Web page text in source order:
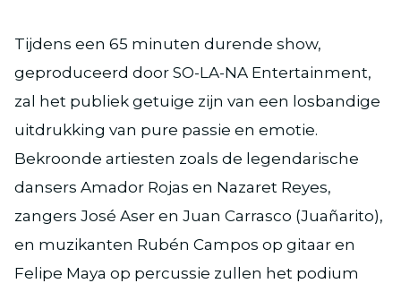
Tijdens een 65 minuten durende show,
geproduceerd door SO-LA-NA Entertainment,
zal het publiek getuige zijn van een losbandige
uitdrukking van pure passie en emotie.
Bekroonde artiesten zoals de legendarische
dansers Amador Rojas en Nazaret Reyes,
zangers José Aser en Juan Carrasco (Juañarito),
en muzikanten Rubén Campos op gitaar en
Felipe Maya op percussie zullen het podium